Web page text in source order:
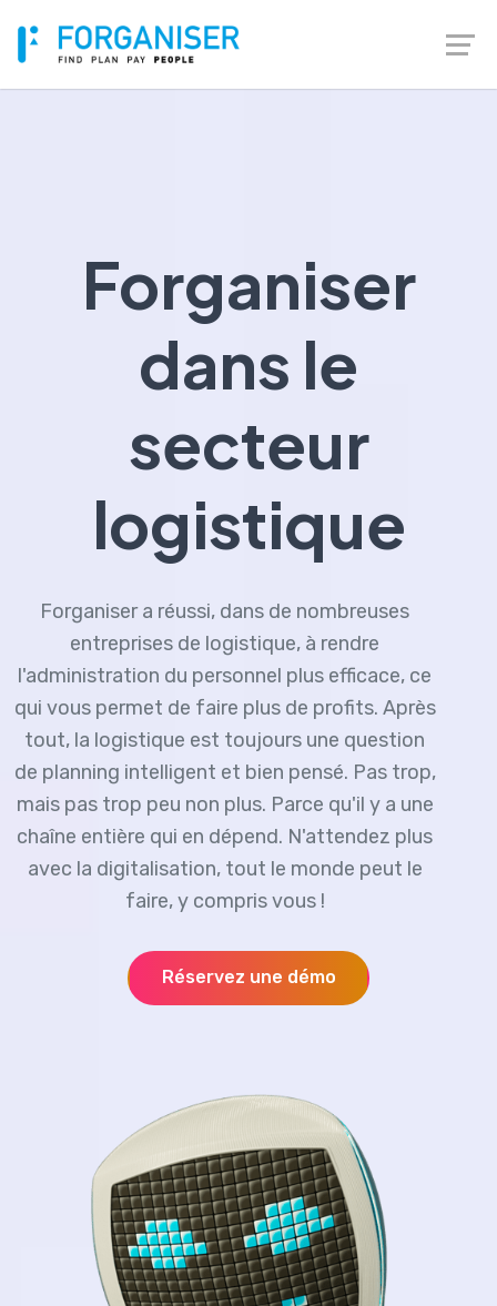
Forganiser
dans le
secteur
logistique
Forganiser a réussi, dans de nombreuses
entreprises de logistique, à rendre
l'administration du personnel plus efficace, ce
qui vous permet de faire plus de profits. Après
tout, la logistique est toujours une question
de planning intelligent et bien pensé. Pas trop,
mais pas trop peu non plus. Parce qu'il y a une
chaîne entière qui en dépend. N'attendez plus
avec la digitalisation, tout le monde peut le
faire, y compris vous !
Réservez une démo